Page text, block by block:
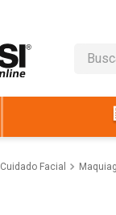
Cuidado Facial 3º